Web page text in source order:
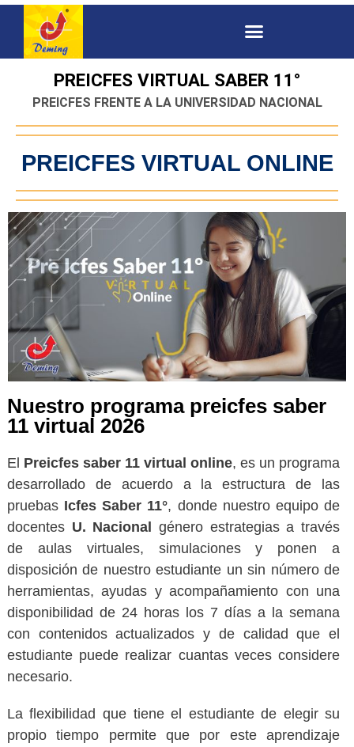
PREICFES VIRTUAL SABER 11°
PREICFES FRENTE A LA UNIVERSIDAD NACIONAL
PREICFES VIRTUAL ONLINE
Nuestro programa preicfes saber
11 virtual 2026
El Preicfes saber 11 virtual online, es un programa
desarrollado de acuerdo a la estructura de las
pruebas Icfes Saber 11°, donde nuestro equipo de
docentes U. Nacional género estrategias a través
de aulas virtuales, simulaciones y ponen a
disposición de nuestro estudiante un sin número de
herramientas, ayudas y acompañamiento con una
disponibilidad de 24 horas los 7 días a la semana
con contenidos actualizados y de calidad que el
estudiante puede realizar cuantas veces considere
necesario.
La flexibilidad que tiene el estudiante de elegir su
propio tiempo permite que por este aprendizaje